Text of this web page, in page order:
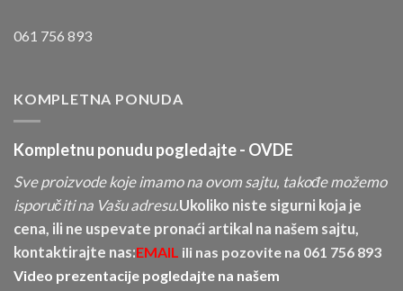
061 756 893
KOMPLETNA PONUDA
Kompletnu ponudu pogledajte - OVDE
Sve proizvode koje imamo na ovom sajtu, takođe možemo
isporučiti na Vašu adresu.Ukoliko niste sigurni koja je
cena, ili ne uspevate pronaći artikal na našem sajtu,
kontaktirajte nas:EMAIL ili nas pozovite na 061 756 893
Video prezentacije pogledajte na našem